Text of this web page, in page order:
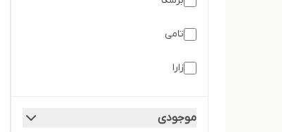
تامی
زارا
موجودی